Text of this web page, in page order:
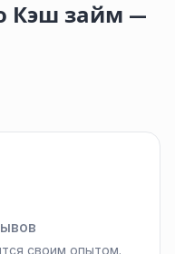
Кэш займ —
своим опытом.